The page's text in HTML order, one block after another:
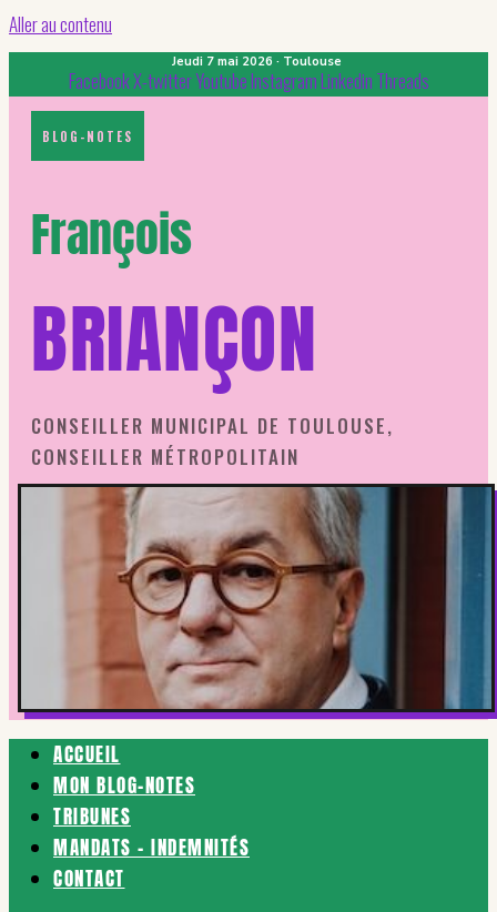
Aller au contenu
Jeudi 7 mai 2026 · Toulouse
FacebookX-twitterYoutubeInstagramLinkedin Threads
BLOG-NOTES
François
BRIANÇON
CONSEILLER MUNICIPAL DE TOULOUSE,
CONSEILLER MÉTROPOLITAIN
ACCUEIL
MON BLOG-NOTES
TRIBUNES
MANDATS – INDEMNITÉS
CONTACT